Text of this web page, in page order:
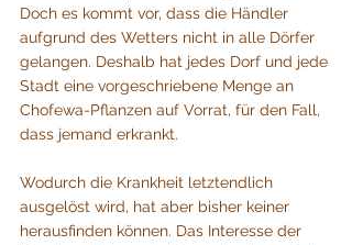
Doch es kommt vor, dass die Händler
aufgrund des Wetters nicht in alle Dörfer
gelangen. Deshalb hat jedes Dorf und jede
Stadt eine vorgeschriebene Menge an
Chofewa-Pflanzen auf Vorrat, für den Fall,
dass jemand erkrankt.
Wodurch die Krankheit letztendlich
ausgelöst wird, hat aber bisher keiner
herausfinden können. Das Interesse der